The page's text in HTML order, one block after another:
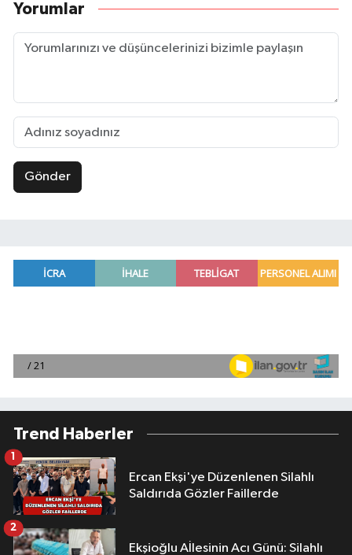
Yorumlar
Gönder
Trend Haberler
Ercan Ekşi'ye Düzenlenen Silahlı
Saldırıda Gözler Faillerde
1
Ekşioğlu Aİlesinin Acı Günü: Silahlı
2